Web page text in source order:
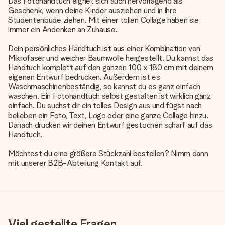
Geschenk, wenn deine Kinder ausziehen und in ihre
Studentenbude ziehen. Mit einer tollen Collage haben sie
immer ein Andenken an Zuhause.
Dein persönliches Handtuch ist aus einer Kombination von
Mikrofaser und weicher Baumwolle hergestellt. Du kannst das
Handtuch komplett auf den ganzen 100 x 180 cm mit deinem
eigenen Entwurf bedrucken. Außerdem ist es
Waschmaschinenbeständig, so kannst du es ganz einfach
waschen. Ein Fotohandtuch selbst gestalten ist wirklich ganz
einfach. Du suchst dir ein tolles Design aus und fügst nach
belieben ein Foto, Text, Logo oder eine ganze Collage hinzu.
Danach drucken wir deinen Entwurf gestochen scharf auf das
Handtuch.
Möchtest du eine größere Stückzahl bestellen? Nimm dann
mit unserer B2B-Abteilung Kontakt auf.